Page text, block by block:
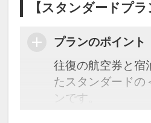
【スタンダードプ
プランのポイント
往復の航空券と宿
たスタンダードの
ンです。